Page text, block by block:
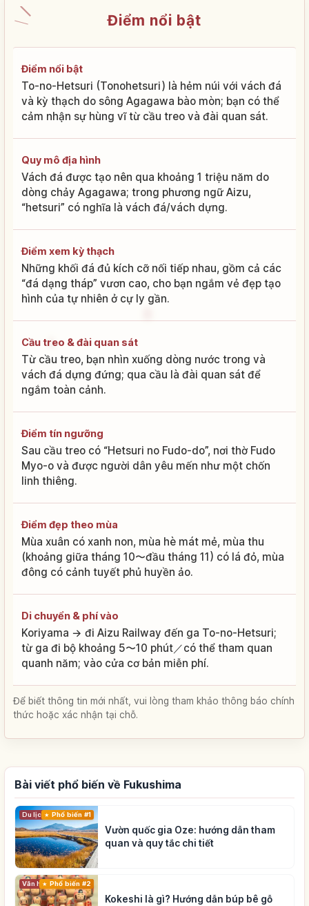
Điểm nổi bật
Điểm nổi bật
To-no-Hetsuri (Tonohetsuri) là hẻm núi với vách đá
và kỳ thạch do sông Agagawa bào mòn; bạn có thể
cảm nhận sự hùng vĩ từ cầu treo và đài quan sát.
Quy mô địa hình
Vách đá được tạo nên qua khoảng 1 triệu năm do
dòng chảy Agagawa; trong phương ngữ Aizu,
“hetsuri” có nghĩa là vách đá/vách dựng.
Điểm xem kỳ thạch
Những khối đá đủ kích cỡ nối tiếp nhau, gồm cả các
“đá dạng tháp” vươn cao, cho bạn ngắm vẻ đẹp tạo
hình của tự nhiên ở cự ly gần.
Cầu treo & đài quan sát
Từ cầu treo, bạn nhìn xuống dòng nước trong và
vách đá dựng đứng; qua cầu là đài quan sát để
ngắm toàn cảnh.
Điểm tín ngưỡng
Sau cầu treo có “Hetsuri no Fudo-do”, nơi thờ Fudo
Myo-o và được người dân yêu mến như một chốn
linh thiêng.
Điểm đẹp theo mùa
Mùa xuân có xanh non, mùa hè mát mẻ, mùa thu
(khoảng giữa tháng 10〜đầu tháng 11) có lá đỏ, mùa
đông có cảnh tuyết phủ huyền ảo.
Di chuyển & phí vào
Koriyama → đi Aizu Railway đến ga To-no-Hetsuri;
từ ga đi bộ khoảng 5〜10 phút／có thể tham quan
quanh năm; vào cửa cơ bản miễn phí.
Để biết thông tin mới nhất, vui lòng tham khảo thông báo chính
thức hoặc xác nhận tại chỗ.
Bài viết phổ biến về Fukushima
Du lịch Phổ biến #1
Vườn quốc gia Oze: hướng dẫn tham
quan và quy tắc chi tiết
Văn hóa truyền thống
Phổ biến #2
Kokeshi là gì? Hướng dẫn búp bê gỗ